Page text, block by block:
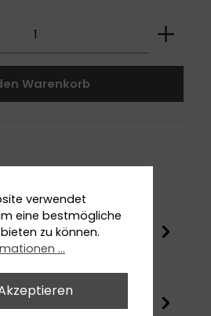
Gib den gewünschten
Warenkorb
32
verwendet
eine bestmögliche
zu können.
...